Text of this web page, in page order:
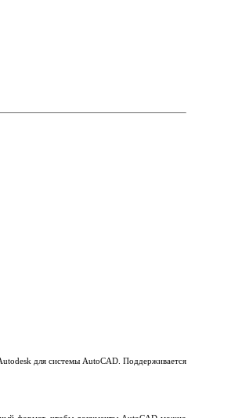
для системы AutoCAD. Поддерживается